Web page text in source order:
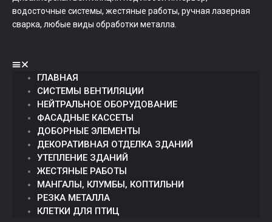
водосточные системы, жестяные работы, ручная лазерная
сварка, любые виды обработки металла.
ГЛАВНАЯ
СИСТЕМЫ ВЕНТИЛЯЦИИ
НЕЙТРАЛЬНОЕ ОБОРУДОВАНИЕ
ФАСАДНЫЕ КАССЕТЫ
ДОБОРНЫЕ ЭЛЕМЕНТЫ
ДЕКОРАТИВНАЯ ОТДЕЛКА ЗДАНИЙ
УТЕПЛЕНИЕ ЗДАНИЙ
ЖЕСТЯНЫЕ РАБОТЫ
МАНГАЛЫ, КЛУМБЫ, КОПТИЛЬНИ
РЕЗКА МЕТАЛЛА
КЛЕТКИ ДЛЯ ПТИЦ